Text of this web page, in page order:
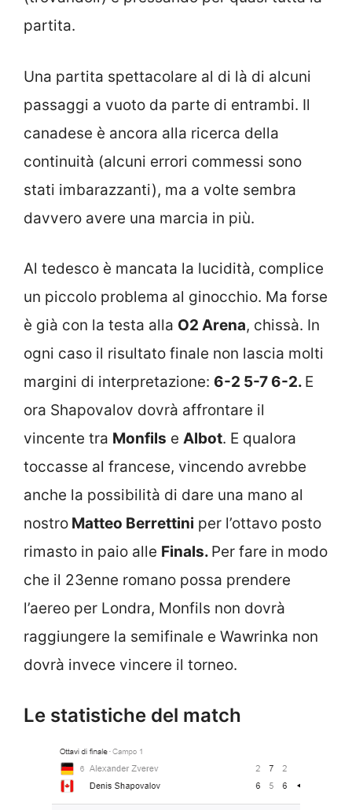
partita.
Una partita spettacolare al di là di alcuni
passaggi a vuoto da parte di entrambi. Il
canadese è ancora alla ricerca della
continuità (alcuni errori commessi sono
stati imbarazzanti), ma a volte sembra
davvero avere una marcia in più.
Al tedesco è mancata la lucidità, complice
un piccolo problema al ginocchio. Ma forse
è già con la testa alla O2 Arena, chissà. In
ogni caso il risultato finale non lascia molti
margini di interpretazione: 6-2 5-7 6-2. E
ora Shapovalov dovrà affrontare il
vincente tra Monfils e Albot. E qualora
toccasse al francese, vincendo avrebbe
anche la possibilità di dare una mano al
nostro Matteo Berrettini per l’ottavo posto
rimasto in paio alle Finals. Per fare in modo
che il 23enne romano possa prendere
l’aereo per Londra, Monfils non dovrà
raggiungere la semifinale e Wawrinka non
dovrà invece vincere il torneo.
Le statistiche del match